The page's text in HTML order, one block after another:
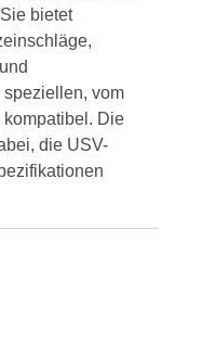
bietet
vom
kompatibel. Die
die USV-